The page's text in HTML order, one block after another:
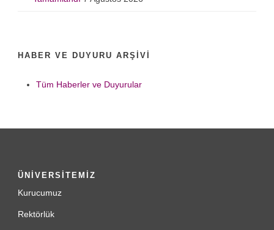
HABER VE DUYURU ARŞIVI
Tüm Haberler ve Duyurular
ÜNİVERSİTEMİZ
Kurucumuz
Rektörlük